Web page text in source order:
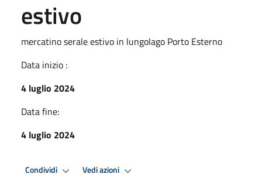
estivo
mercatino serale estivo in lungolago Porto Esterno
Data inizio :
4 luglio 2024
Data fine:
4 luglio 2024
Condividi Vedi azioni